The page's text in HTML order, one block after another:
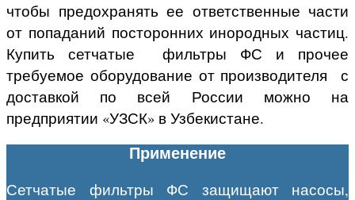
чтобы предохранять ее ответственные части
от попаданий посторонних инородных частиц.
Купить сетчатые фильтры ФС и прочее
требуемое оборудование от производителя с
доставкой по всей России можно на
предприятии «УЗСК» в Узбекистане.
Применение
Сетчатые фильтры ФС защищают насосы,